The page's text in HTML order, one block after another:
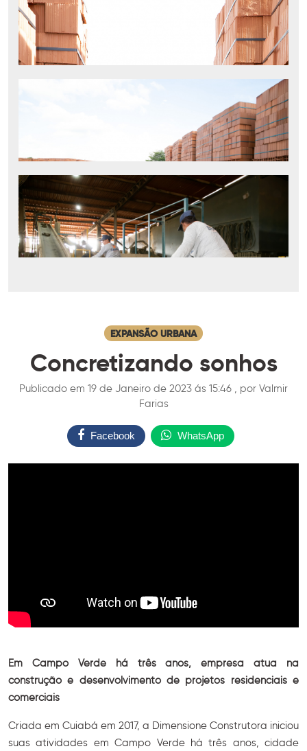
EXPANSÃO URBANA
Concretizando sonhos
Publicado em 19 de Janeiro de 2023 ás 15:46 , por Valmir
Farias
Facebook WhatsApp
Em Campo Verde há três anos, empresa atua na
construção e desenvolvimento de projetos residenciais e
comerciais
Criada em Cuiabá em 2017, a Dimensione Construtora iniciou
suas atividades em Campo Verde há três anos, cidade